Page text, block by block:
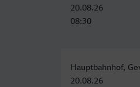
20.08.26
08:30
Hauptbahnhof,
20.08.26